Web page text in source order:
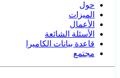
حول
الميزات
الأعمال
الأسئلة الشائعة
قاعدة بيانات الكاميرا
مجتمع